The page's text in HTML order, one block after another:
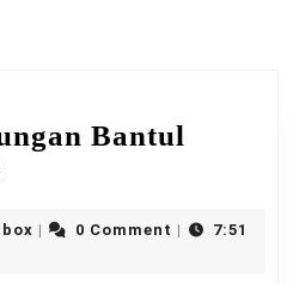
Bantul
Piyungan
knasibox
| 0 Comment |
7:51